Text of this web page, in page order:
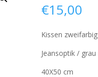
€15,00
Kissen zweifarbig
Jeansoptik / grau
40X50 cm